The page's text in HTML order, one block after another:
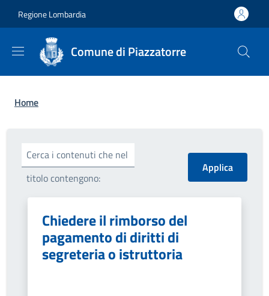
Regione Lombardia
Comune di Piazzatorre
Briciole di pane
Home
Cerca i contenuti che nel
titolo contengono:
Chiedere il rimborso del
pagamento di diritti di
segreteria o istruttoria